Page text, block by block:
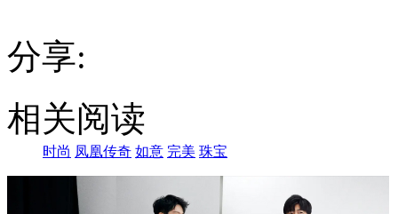
分享:
相关阅读
时尚 凤凰传奇 如意 完美 珠宝